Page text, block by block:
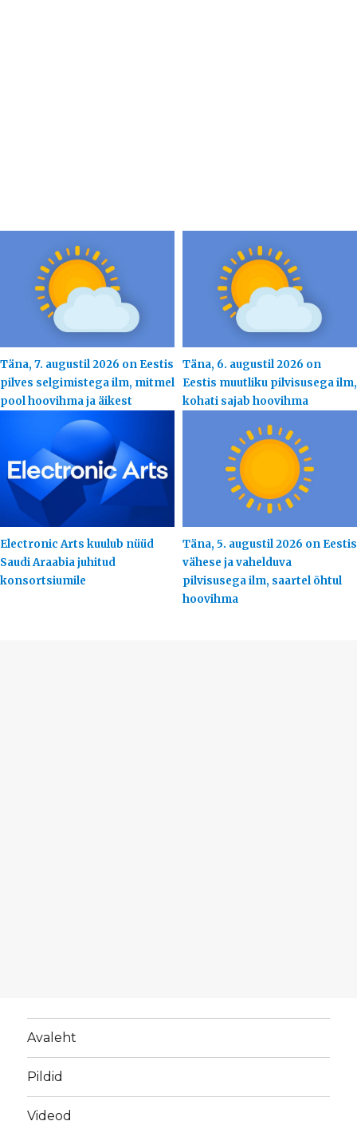
Täna, 7. augustil 2026 on Eestis
pilves selgimistega ilm, mitmel
pool hoovihma ja äikest
Täna, 6. augustil 2026 on
Eestis muutliku pilvisusega ilm,
kohati sajab hoovihma
Electronic Arts kuulub nüüd
Saudi Araabia juhitud
konsortsiumile
Täna, 5. augustil 2026 on Eestis
vähese ja vahelduva
pilvisusega ilm, saartel õhtul
hoovihma
Avaleht
Pildid
Videod